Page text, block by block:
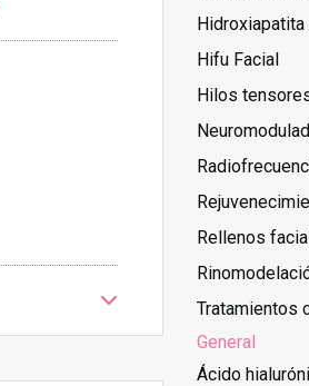
Hidroxiapatita
Hifu Facial
Hilos
Rellenos
Tratamientos
General
Ácido